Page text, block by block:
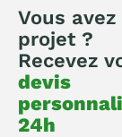
Vous avez
projet ?
Recevez
devis
24h